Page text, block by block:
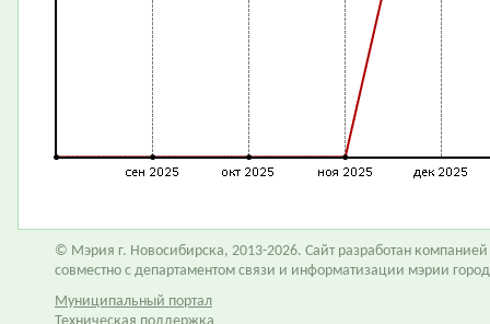
© Мэрия г. Новосибирска, 2013-2026. Сайт разработан компанией
совместно с департаментом связи и информатизации мэрии
Муниципальный портал